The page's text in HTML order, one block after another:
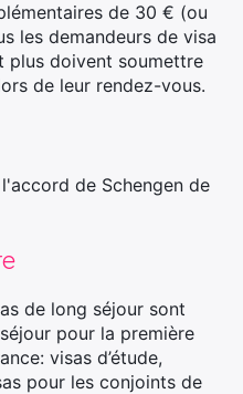
de 30 € (ou
les demandeurs de visa
plus doivent soumettre
de leur rendez-vous.
de Schengen de
de long séjour sont
pour la première
visas d’étude,
pour les conjoints de